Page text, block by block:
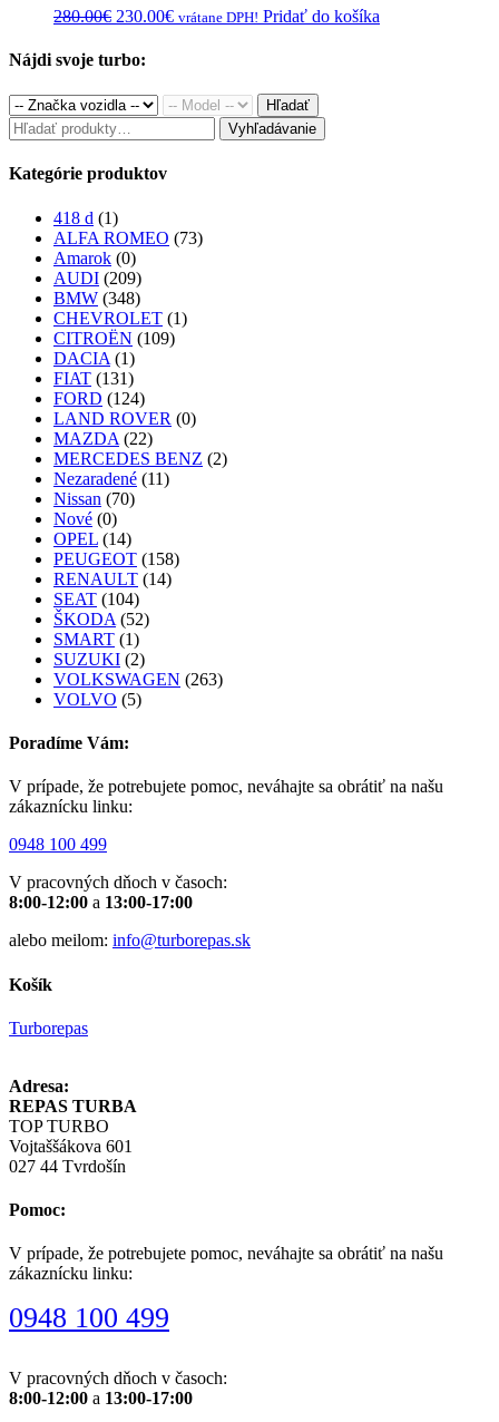
280.00€ Original
was:
230.00€Current
vrátane DPH! Pridať do košíka
Nájdi svoje turbo:
Hľadať
Hľadať: Vyhľadávanie
Kategórie produktov
418 d (1)
ALFA ROMEO (73)
Amarok (0)
AUDI (209)
BMW (348)
CHEVROLET (1)
CITROËN (109)
DACIA (1)
FIAT (131)
FORD (124)
LAND ROVER (0)
MAZDA (22)
MERCEDES BENZ (2)
Nezaradené (11)
Nissan (70)
Nové (0)
OPEL (14)
PEUGEOT (158)
RENAULT (14)
SEAT (104)
ŠKODA (52)
SMART (1)
SUZUKI (2)
VOLKSWAGEN (263)
VOLVO (5)
Poradíme Vám:
V prípade, že potrebujete pomoc, neváhajte sa obrátiť na našu
zákaznícku linku:
0948 100 499
V pracovných dňoch v časoch:
8:00-12:00 a 13:00-17:00
alebo meilom: info@turborepas.sk
Košík
Turborepas
Adresa:
REPAS TURBA
TOP TURBO
Vojtaššákova 601
027 44 Tvrdošín
Pomoc:
V prípade, že potrebujete pomoc, neváhajte sa obrátiť na našu
zákaznícku linku:
0948 100 499
V pracovných dňoch v časoch:
8:00-12:00 a 13:00-17:00